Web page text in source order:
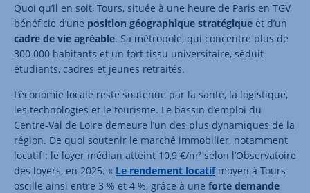
Quoi qu’il en soit, Tours, située à une heure de Paris en TGV,
bénéficie d’une position géographique stratégique et d’un
cadre de vie agréable. Sa métropole, qui concentre plus de
300 000 habitants et un fort tissu universitaire, séduit
étudiants, cadres et jeunes retraités.
L’économie locale reste soutenue par la santé, la logistique,
les technologies et le tourisme. Le bassin d’emploi du
Centre-Val de Loire demeure l’un des plus dynamiques de la
région. De quoi soutenir le marché immobilier, notamment
locatif : le loyer médian atteint 10,9 €/m² selon l’Observatoire
des loyers, en 2025. « Le rendement locatifmoyen à Tours
oscille ainsi entre 3 % et 4 %, grâce à une forte demande